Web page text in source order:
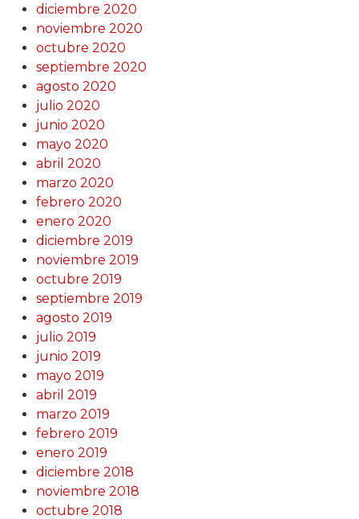
diciembre 2020
noviembre 2020
octubre 2020
septiembre 2020
agosto 2020
julio 2020
junio 2020
mayo 2020
abril 2020
marzo 2020
febrero 2020
enero 2020
diciembre 2019
noviembre 2019
octubre 2019
septiembre 2019
agosto 2019
julio 2019
junio 2019
mayo 2019
abril 2019
marzo 2019
febrero 2019
enero 2019
diciembre 2018
noviembre 2018
octubre 2018